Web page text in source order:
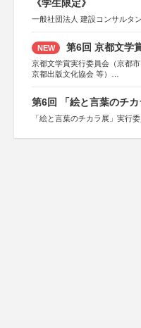
《学生限定》
一般社団法人 建設コンサルタ
NEW 第6回 京都文学
京都文学賞実行委員会（京都
京都出版文化協会 等）
KADOKAWA、河出書房新社、
集英社、小学館、祥伝社、新
マ社、徳間書店、早川書房、
第6回 「絵と言葉のチカ
「絵と言葉のチカラ展」実行